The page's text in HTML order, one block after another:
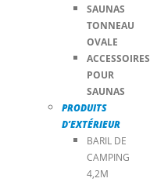
SAUNAS
TONNEAU
OVALE
ACCESSOIRES
POUR
SAUNAS
PRODUITS
D’EXTÉRIEUR
BARIL DE
CAMPING
4,2M